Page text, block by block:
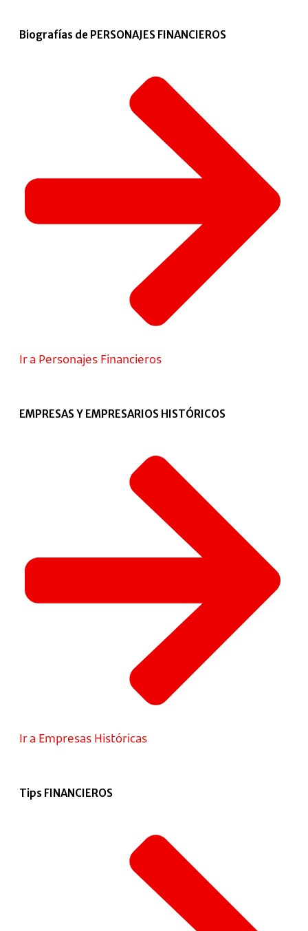
Biografías de PERSONAJES FINANCIEROS
Ir a Personajes Financieros
EMPRESAS Y EMPRESARIOS HISTÓRICOS
Ir a Empresas Históricas
Tips FINANCIEROS